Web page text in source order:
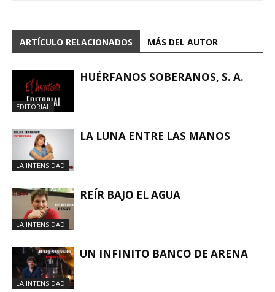
ARTÍCULO RELACIONADOS MÁS DEL AUTOR
EDITORIAL
HUÉRFANOS SOBERANOS, S. A.
LA INTENSIDAD
LA LUNA ENTRE LAS MANOS
LA INTENSIDAD
REÍR BAJO EL AGUA
LA INTENSIDAD
UN INFINITO BANCO DE ARENA